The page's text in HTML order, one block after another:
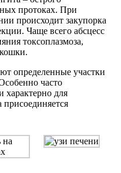
протоках. При
происходит закупорка
Чаще всего абсцесс
токсоплазмоза,
определенные участки
часто
характерно для
присоединяется